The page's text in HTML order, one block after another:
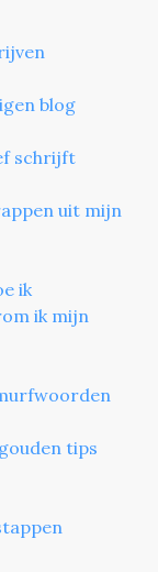
blog
schrijft
uit mijn
ik
ik mijn
tips